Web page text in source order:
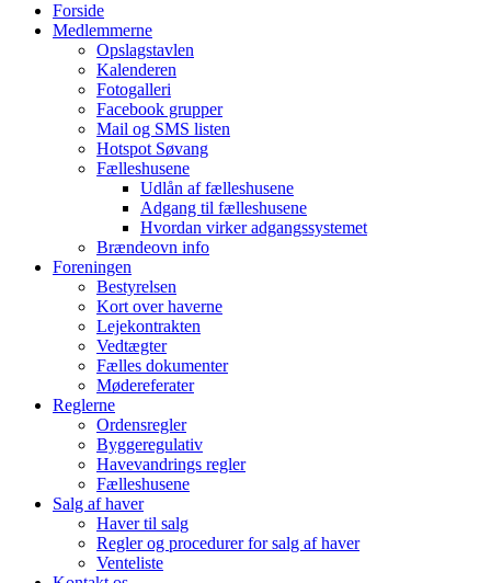
Forside
Medlemmerne
Opslagstavlen
Kalenderen
Fotogalleri
Facebook grupper
Mail og SMS listen
Hotspot Søvang
Fælleshusene
Udlån af fælleshusene
Adgang til fælleshusene
Hvordan virker adgangssystemet
Brændeovn info
Foreningen
Bestyrelsen
Kort over haverne
Lejekontrakten
Vedtægter
Fælles dokumenter
Mødereferater
Reglerne
Ordensregler
Byggeregulativ
Havevandrings regler
Fælleshusene
Salg af haver
Haver til salg
Regler og procedurer for salg af haver
Venteliste